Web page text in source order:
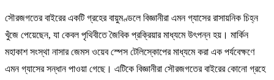
সৌরজগতের বাইরের একটি গ্রহের বায়ুমণ্ডলে বিজ্ঞানীরা এমন গ্যাসের রাসায়নিক চিহ্ন
খুঁজে পেয়েছেন, যা কেবল পৃথিবীতে জৈবিক প্রক্রিয়ার মাধ্যমে উৎপন্ন হয়। মার্কিন
মহাকাশ সংস্থা নাসার জেমস ওয়েব স্পেস টেলিস্কোপের মাধ্যমে করা এক পর্যবেক্ষণে
এমন গ্যাসের সন্ধান পাওয়া গেছে। এটিকে বিজ্ঞানীরা সৌরজগতের বাইরের কোনো গ্রহে